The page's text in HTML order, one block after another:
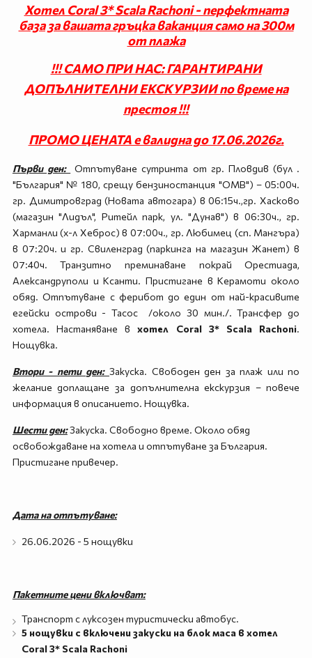
Хотел Coral 3* Scala Rachoni - перфектната
база за вашата гръцка ваканция само на 300м
от плажа
!!! САМО ПРИ НАС: ГАРАНТИРАНИ
ДОПЪЛНИТЕЛНИ ЕКСКУРЗИИ по време на
престоя !!!
ПРОМО ЦЕНАТА е валидна до 17.06.2026г.
Първи ден:
Отпътуване сутринта от гр. Пловдив (бул .
"България" № 180, срещу бензиностанция "ОМВ") – 05:00ч.
гр. Димитровград (Новата автогара) в 06:15ч.,гр. Хасково
(магазин "Лидъл", Ритейл парк, ул. "Дунав") в 06:30ч., гр.
Харманли (х-л Хеброс) в 07:00ч., гр. Любимец (сп. Мангъра)
в 07:20ч. и гр. Свиленград (паркинга на магазин Жанет) в
07:40ч. Транзитно преминаване покрай Орестиада,
Александруполи и Ксанти. Пристигане в Керамоти около
обяд. Отпътуване с ферибот до един от най-красивите
егейски острови - Тасос /около 30 мин./. Трансфер до
хотела. Настаняване вхотел Coral 3* Scala Rachoni.
Нощувка.
Втори - пети ден: Закуска. Свободен ден за плаж или по
желание доплащане за допълнителна екскурзия – повече
информация в описанието. Нощувка.
Шести ден:Закуска. Свободно време. Около обяд
освобождаване на хотела и отпътуване за България.
Пристигане привечер.
Дата на отпътуване:
26.06.2026 - 5 нощувки
Пакетните цени включват:
Транспорт с луксозен туристически автобус.
5 нощувки с включени закуски на блок маса в хотел
Coral 3* Scala Rachoni